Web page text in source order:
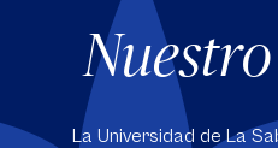
La Universidad de La